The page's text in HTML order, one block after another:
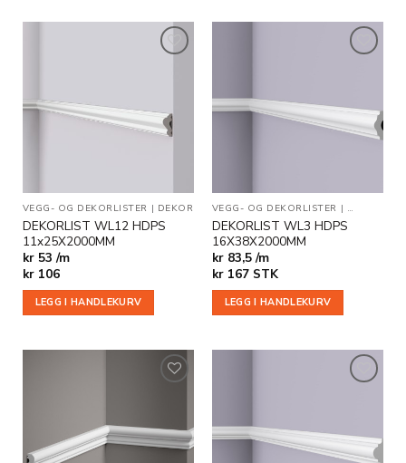
ønskeliste
VEGG- OG DEKORLISTER | DEKOR
DEKORLIST WL12 HDPS
11x25X2000MM
kr 53 /m
kr106
LEGG I HANDLEKURV
ønskeliste
VEGG- OG DEKORLISTER |
DEKORLIST WL3 HDPS
16X38X2000MM
kr 83,5 /m
kr167 STK
LEGG I HANDLEKURV
i
ønskeliste
ønskeliste